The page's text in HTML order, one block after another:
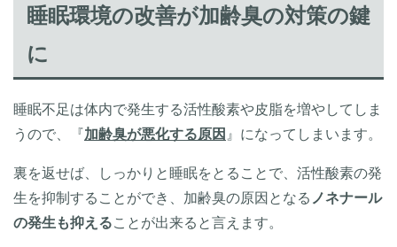
睡眠環境の改善が加齢臭の対策の鍵
に
睡眠不足は体内で発生する活性酸素や皮脂を増やしてしま
うので、『加齢臭が悪化する原因 』になってしまいます。
裏を返せば、しっかりと睡眠をとることで、活性酸素の発
生を抑制することができ、加齢臭の原因となる ノネナール
の発生も抑えることが出来ると言えます。